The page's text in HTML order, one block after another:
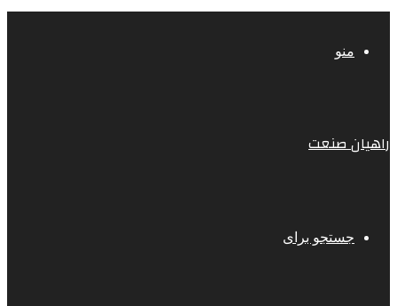
منو
راهیان صنعت
جستجو برای